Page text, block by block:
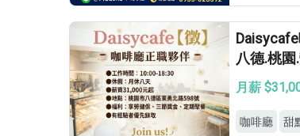
八德.桃
月薪
咖啡廳 甜